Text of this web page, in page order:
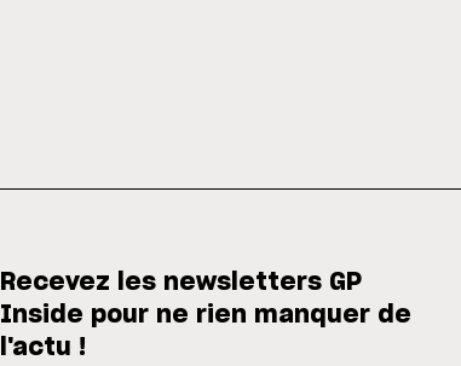
Recevez les newsletters GP
Inside pour ne rien manquer de
l'actu !